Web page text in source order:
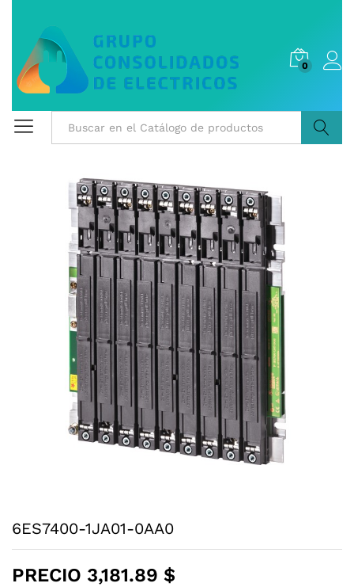
0
6ES7400-1JA01-0AA0
PRECIO 3,181.89 $